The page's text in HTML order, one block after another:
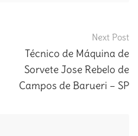
Next Post
Técnico de Máquina de
Sorvete Jose Rebelo de
Campos de Barueri – SP